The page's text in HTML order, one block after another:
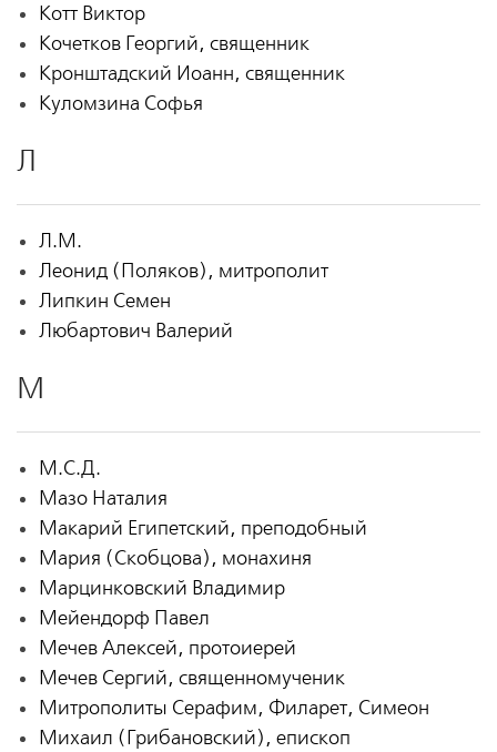
Котт Виктор
Кочетков Георгий, священник
Кронштадский Иоанн, священник
Куломзина Софья
Л
Л.М.
Леонид (Поляков), митрополит
Липкин Семен
Любартович Валерий
М
М.С.Д.
Мазо Наталия
Макарий Египетский, преподобный
Мария (Скобцова), монахиня
Марцинковский Владимир
Мейендорф Павел
Мечев Алексей, протоиерей
Мечев Сергий, священномученик
Митрополиты Серафим, Филарет, Симеон
Михаил (Грибановский), епископ